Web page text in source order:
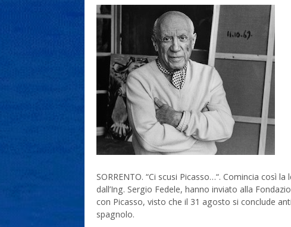
SORRENTO. “Ci scusi Picasso…“. Comincia così
dall’Ing. Sergio Fedele, hanno inviato alla
con Picasso, visto che il 31 agosto si conclude
spagnolo.